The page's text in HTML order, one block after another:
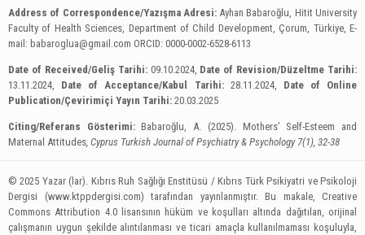
Address of Correspondence/Yazışma Adresi:Ayhan Babaroğlu, Hitit University
Faculty of Health Sciences, Department of Child Development, Çorum, Türkiye, E-
mail: babaroglua@gmail.com ORCID: 0000-0002-6528-6113
Date of Received/Geliş Tarihi: 09.10.2024, Date of Revision/Düzeltme Tarihi:
13.11.2024, Date of Acceptance/Kabul Tarihi: 28.11.2024, Date of Online
Publication/Çevirimiçi Yayın Tarihi: 20.03.2025
Citing/Referans Gösterimi:Babaroğlu, A. (2025). Mothers’ Self-Esteem and
Maternal Attitudes , Cyprus Turkish Journal of Psychiatry & Psychology 7(1), 32-38
© 2025 Yazar (lar). Kıbrıs Ruh Sağlığı Enstitüsü / Kıbrıs Türk Psikiyatri ve Psikoloji
Dergisi (www.ktppdergisi.com) tarafından yayınlanmıştır. Bu makale, Creative
Commons Attribution 4.0 lisansının hüküm ve koşulları altında dağıtılan, orijinal
çalışmanın uygun şekilde alıntılanması ve ticari amaçla kullanılmaması koşuluyla,